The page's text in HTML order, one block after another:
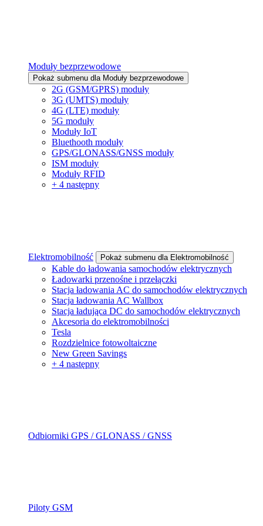
Moduły bezprzewodowe
Pokaż submenu dla Moduły bezprzewodowe
2G (GSM/GPRS) moduły
3G (UMTS) moduły
4G (LTE) moduły
5G moduły
Moduły IoT
Bluethooth moduły
GPS/GLONASS/GNSS moduły
ISM moduły
Moduły RFID
+ 4 następny
Elektromobilność Pokaż submenu dla Elektromobilność
Kable do ładowania samochodów elektrycznych
Ładowarki przenośne i przełączki
Stacja ładowania AC do samochodów elektrycznych
Stacja ładowania AC Wallbox
Stacja ładująca DC do samochodów elektrycznych
Akcesoria do elektromobilności
Tesla
Rozdzielnice fotowoltaiczne
New Green Savings
+ 4 następny
Odbiorniki GPS / GLONASS / GNSS
Piloty GSM